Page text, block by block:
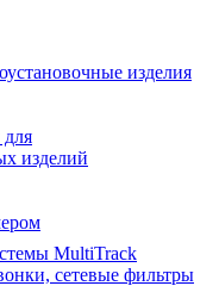
изделия
для
изделий
MultiTrack
сетевые фильтры